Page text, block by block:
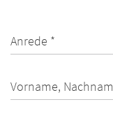
Anrede *
Vorname,